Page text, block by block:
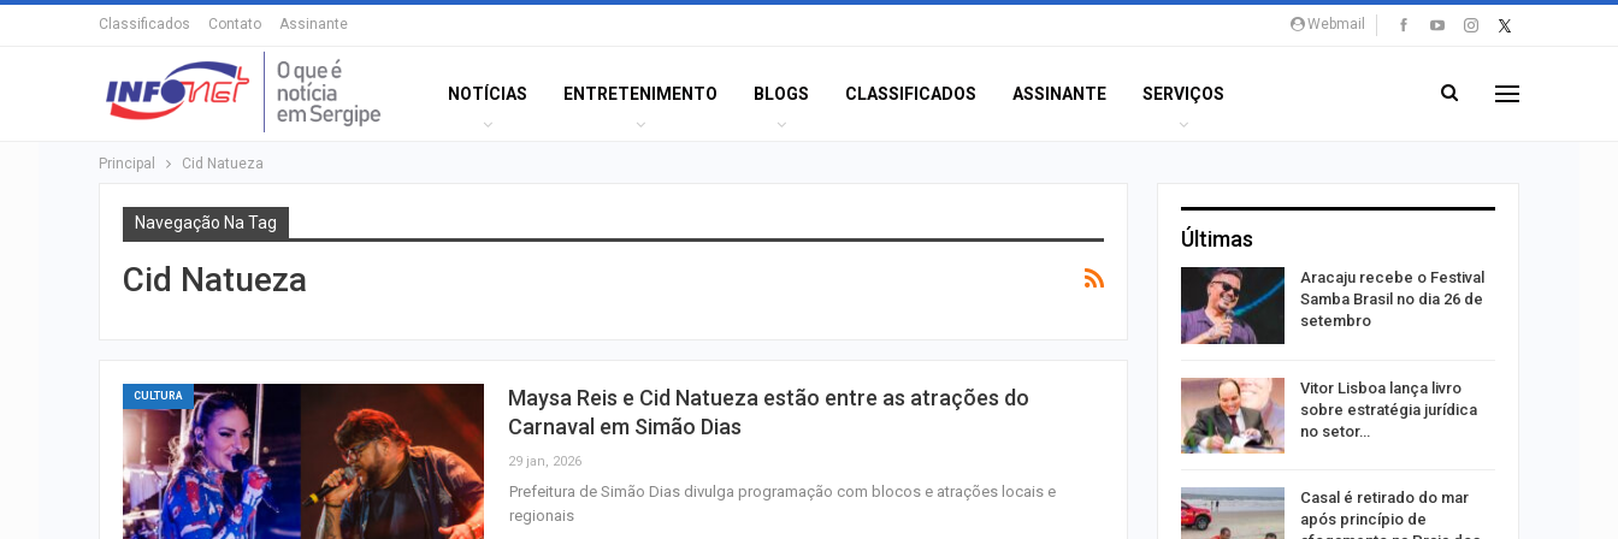
Webmail
Classificados Contato Assinante
NOTÍCIAS ENTRETENIMENTO BLOGS CLASSIFICADOS ASSINANTE SERVIÇOS
Principal Cid Natueza
Navegação Na Tag
Cid Natueza
CULTURA
Maysa Reis e Cid Natueza estão entre as atrações do
Carnaval em Simão Dias
29 jan, 2026
Prefeitura de Simão Dias divulga programação com blocos e atrações locais e
regionais
Últimas
Corregedoria oferta canal
Rede de Talentos abre 60
oportunidades de trabalho
Homem é indiciado após
Aracaju recebe o Festival
Samba Brasil no dia 26 de
setembro
Vitor Lisboa lança livro
sobre estratégia jurídica
no setor…
Casal é retirado do mar
após princípio de